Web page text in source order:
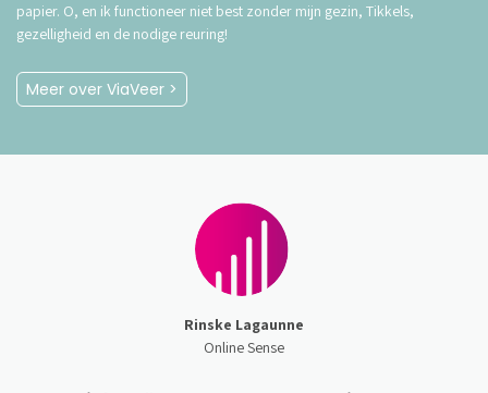
papier. O, en ik functioneer niet best zonder mijn gezin, Tikkels,
gezelligheid en de nodige reuring!
Meer over ViaVeer >
Rinske Lagaunne
Online Sense